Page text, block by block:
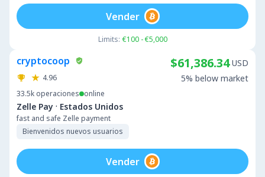
Limits: €100 - €5,000
Vender
cryptocoop
4.96
33.5k operaciones online
Zelle Pay · Estados Unidos
fast and safe Zelle payment
Bienvenidos nuevos usuarios
$61,386.34 USD
5% below market
Vender